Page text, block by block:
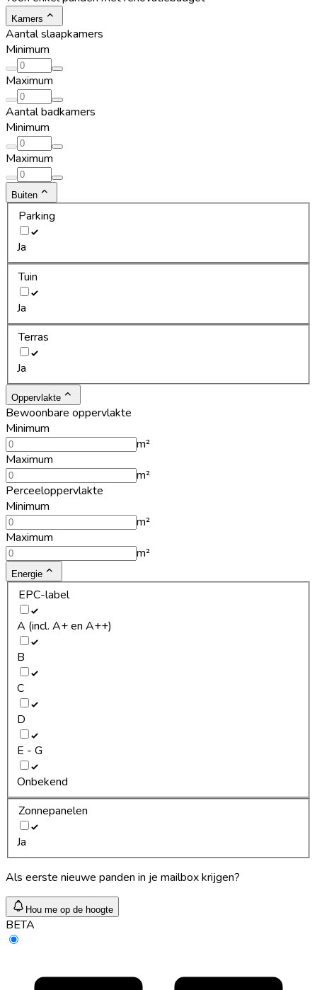
Kamers
Aantal slaapkamers
Minimum
Maximum
Aantal badkamers
Minimum
Maximum
Buiten
Parking
Ja
Tuin
Ja
Terras
Ja
Oppervlakte
Bewoonbare oppervlakte
Minimum
m²
Maximum
m²
Perceeloppervlakte
Minimum
m²
Maximum
m²
Energie
EPC-label
A (incl. A+ en A++)
B
C
D
E - G
Onbekend
Zonnepanelen
Ja
Als eerste nieuwe panden in je mailbox krijgen?
Hou me op de hoogte
BETA